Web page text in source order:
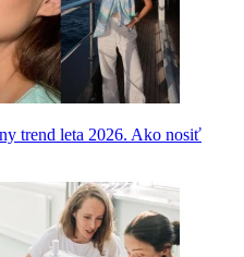
trend leta 2026. Ako nosiť